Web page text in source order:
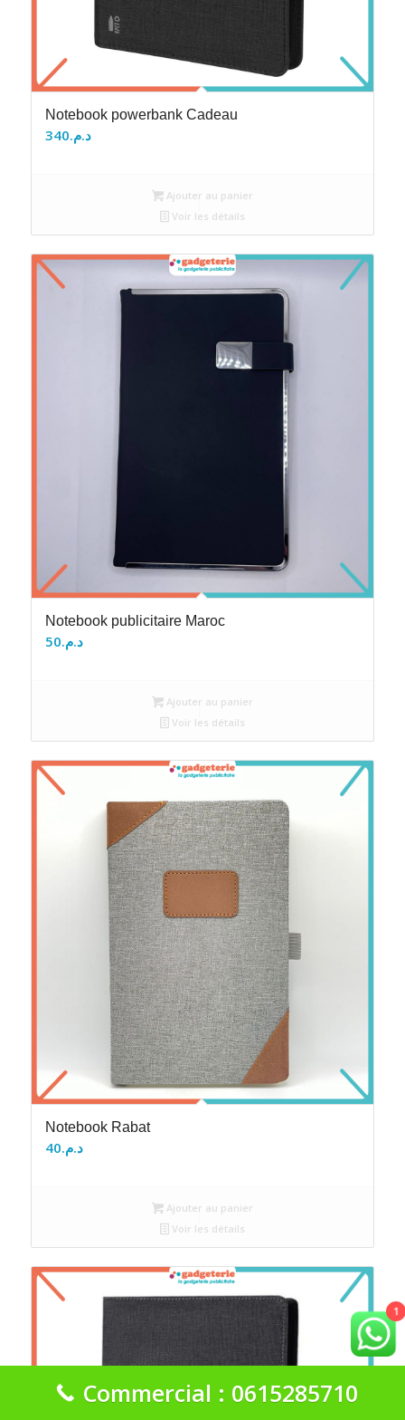
Notebook powerbank Cadeau
د.م.340
Ajouter au panier
Voir les détails
Notebook publicitaire Maroc
د.م.50
Ajouter au panier
Voir les détails
Notebook Rabat
د.م.40
Ajouter au panier
Voir les détails
1
Commercial : 0615285710